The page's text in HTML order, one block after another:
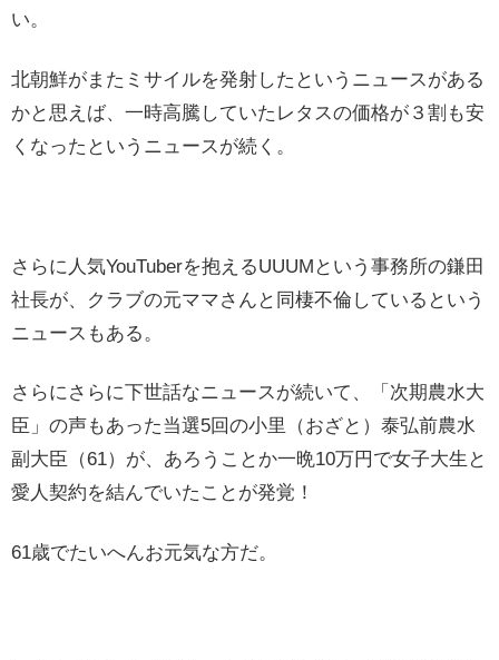
い。
北朝鮮がまたミサイルを発射したというニュースがある
かと思えば、一時高騰していたレタスの価格が３割も安
くなったというニュースが続く。
さらに人気YouTuberを抱えるUUUMという事務所の鎌田
社長が、クラブの元ママさんと同棲不倫しているという
ニュースもある。
さらにさらに下世話なニュースが続いて、「次期農水大
臣」の声もあった当選5回の小里（おざと）泰弘前農水
副大臣（61）が、あろうことか一晩10万円で女子大生と
愛人契約を結んでいたことが発覚！
61歳でたいへんお元気な方だ。